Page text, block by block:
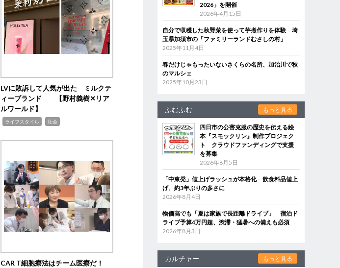
LVに敗訴して人気が出た ミルクテ
ィーブランド 【野村義樹✕リア
ルワールド】
ライフスタイル 社会
CAR T細胞療法はチーム医療だ！
2026」を開催
2026年4月15日
自分で収穫した秋野菜を使って芋煮作りを体験 埼
玉県加須市の「ファミリーランドむさしの村」
2025年11月4日
春だけじゃもったいないさくらの名所、加治川で秋
のマルシェ
2025年10月23日
ふむふむ もっと見る
四日市の公害克服の歴史を伝える絵
本『スモックリン』制作プロジェク
ト クラウドファンディングで支援
を募集
2026年8月5日
「中東発」値上げラッシュが本格化 飲食料品値上
げ、約3年ぶりの多さに
2026年8月4日
物価高でも「夏は家族で長距離ドライブ」 宿泊ド
ライブ予算4万円超、渋滞・猛暑への備えも必須
2026年8月3日
カルチャー もっと見る